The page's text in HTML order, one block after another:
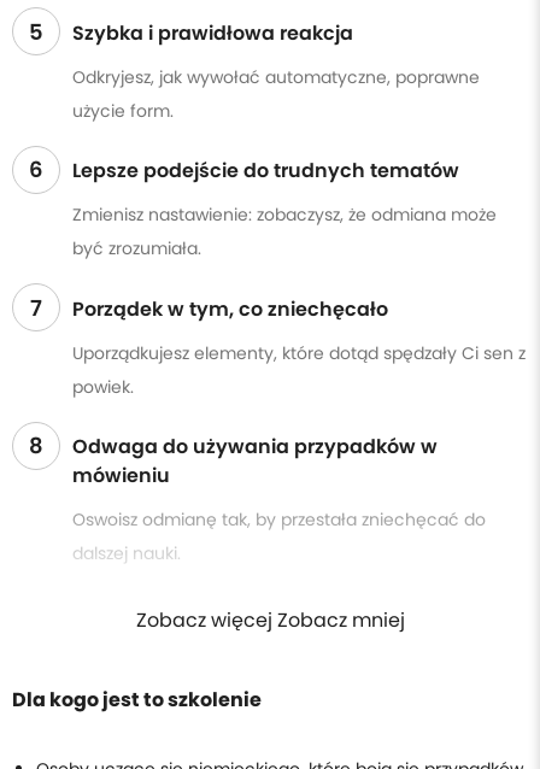
5 Szybka i prawidłowa reakcja
Odkryjesz, jak wywołać automatyczne, poprawne
użycie form.
6 Lepsze podejście do trudnych tematów
Zmienisz nastawienie: zobaczysz, że odmiana może
być zrozumiała.
7 Porządek w tym, co zniechęcało
Uporządkujesz elementy, które dotąd spędzały Ci sen z
powiek.
8
Odwaga do używania przypadków w
mówieniu
Oswoisz odmianę tak, by przestała zniechęcać do
dalszej nauki.
Zobacz więcej Zobacz mniej
Dla kogo jest to szkolenie